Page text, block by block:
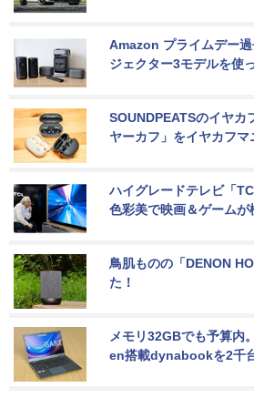
Amazon プライムデー
ジェクター3モデルを使
SOUNDPEATSのイヤカ
ヤーカフ」をイヤカフマ
ハイグレードテレビ「
色彩美で映画＆ゲームが
鳥肌ものの「DENON
た！
メモリ32GBでも予算内
en搭載dynabookを2千